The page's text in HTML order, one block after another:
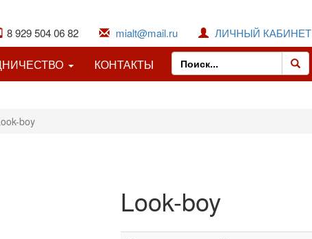
ЛИЧНЫЙ КАБИНЕТ
mialt@mail.ru
8 929 504 06 82
КОНТАКТЫ
boy
Look-boy